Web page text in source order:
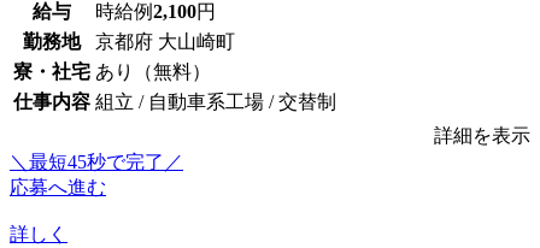
給与 時給例2,100円
勤務地
京都府 大山崎町
寮・社宅 あり（無料）
仕事内容 組立 / 自動車系工場 / 交替制
詳細を表示
＼最短45秒で完了／
応募へ進む
詳しく